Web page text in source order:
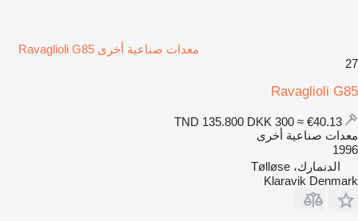
معدات صناعية أخرى Ravaglioli G85
27
Ravaglioli G85
DKK 300 ≈ €40.13
معدات صناعية أخرى
1996
الدنمارك، Tølløse
Klaravik Denmark